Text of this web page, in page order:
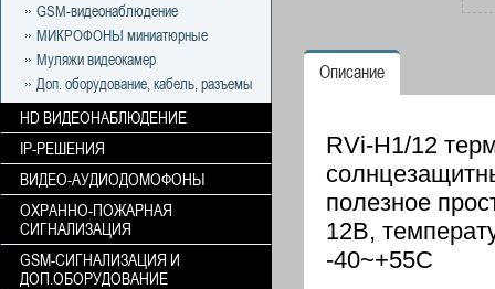
Описание
RVi-H1/12
полезное
12В,
-40~+55C
GSM-видеонаблюдение
МИКРОФОНЫ миниатюрные
Муляжи видеокамер
Доп. оборудование, кабель, разъемы
HD ВИДЕОНАБЛЮДЕНИЕ
IP-РЕШЕНИЯ
ВИДЕО-АУДИОДОМОФОНЫ
ОХРАННО-ПОЖАРНАЯ
СИГНАЛИЗАЦИЯ
GSM-СИГНАЛИЗАЦИЯ И
ДОП.ОБОРУДОВАНИЕ